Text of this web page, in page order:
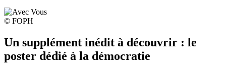
© FOPH
Un supplément inédit à découvrir : le
poster dédié à la démocratie